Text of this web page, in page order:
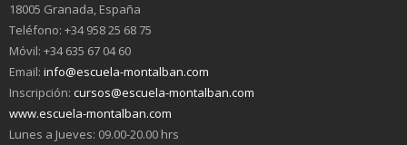
18005 Granada, España
Teléfono: +34 958 25 68 75
Móvil: +34 635 67 04 60
Email: info@escuela-montalban.com
Inscripción: cursos@escuela-montalban.com
www.escuela-montalban.com
Lunes a Jueves: 09.00-20.00 hrs